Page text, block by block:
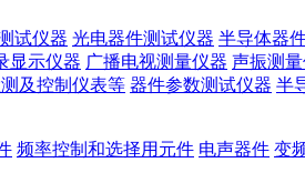
试仪器 光电器件测试仪器 半导体器
显示仪器 广播电视测量仪器 声振测
及控制仪表等 器件参数测试仪器 半
频率控制和选择用元件 电声器件 变